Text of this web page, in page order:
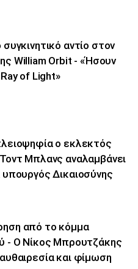
αντίο στον
William Orbit - «Ήσουν
of Light»
ο εκλεκτός
Μπλανς αναλαμβάνει
υπουργός Δικαιοσύνης
από το κόμμα
- Ο Νίκος Μπρουτζάκης
και φίμωση